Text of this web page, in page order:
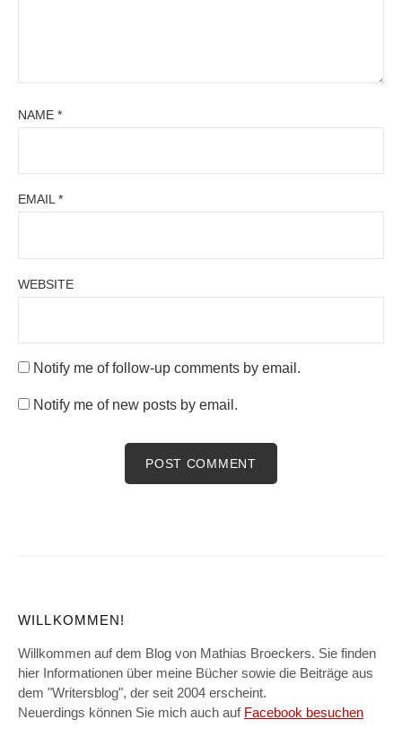
NAME *
EMAIL*
WEBSITE
Notify me of follow-up comments by email.
Notify me of new posts by email.
WILLKOMMEN!
Willkommen auf dem Blog von Mathias Broeckers. Sie finden
hier Informationen über meine Bücher sowie die Beiträge aus
dem "Writersblog", der seit 2004 erscheint.
Neuerdings können Sie mich auch auf Facebook besuchen